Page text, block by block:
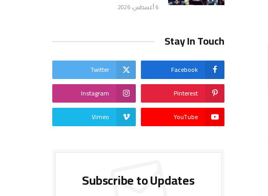
6 أغسطس، 2026
Stay In Touch
Facebook
Twitter
Pinterest
Instagram
YouTube
Vimeo
Subscribe to Updates